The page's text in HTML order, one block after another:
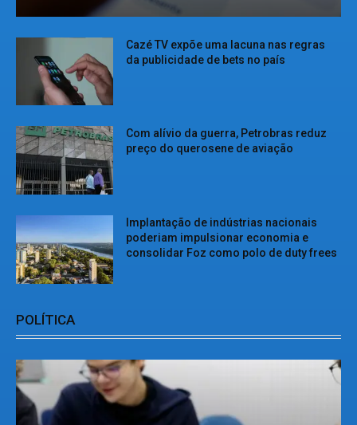
Cazé TV expõe uma lacuna nas regras
da publicidade de bets no país
Com alívio da guerra, Petrobras reduz
preço do querosene de aviação
Implantação de indústrias nacionais
poderiam impulsionar economia e
consolidar Foz como polo de duty frees
POLÍTICA